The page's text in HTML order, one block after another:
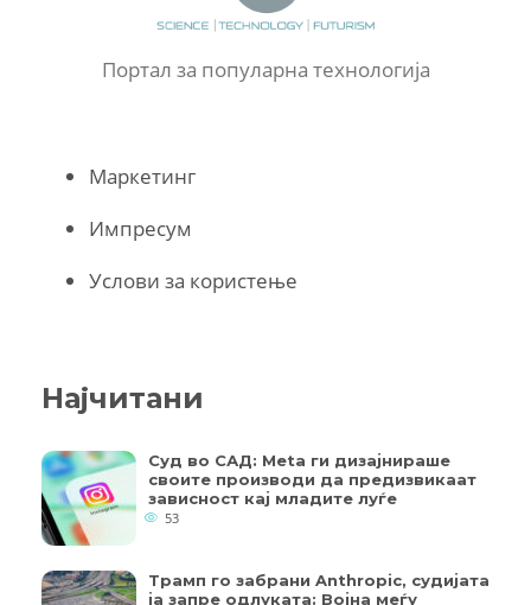
Портал за популарна технологија
Маркетинг
Импресум
Услови за користење
Најчитани
Суд во САД: Meta ги дизајнираше
своите производи да предизвикаат
зависност кај младите луѓе
53
Трамп го забрани Anthropic, судијата
ја запре одлуката: Војна меѓу